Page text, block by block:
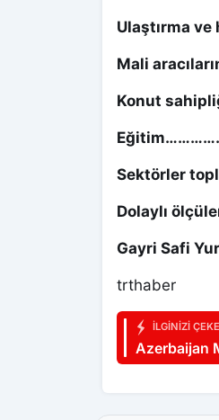
Ulaştırma
Mali
Konut
Sektörler
Dolaylı
Gayri Safi
trthaber
İLGINIZI
Azerbaijan